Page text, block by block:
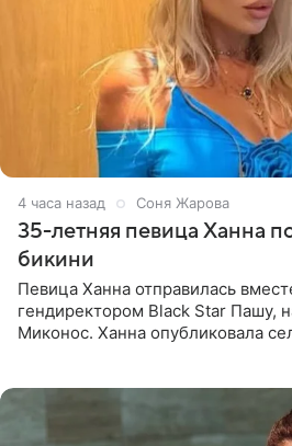
4 часа назад Соня Жарова
35-летняя певица Ханна
бикини
Певица Ханна отправилась
гендиректором Black Star Пашу,
Миконос. Ханна опубликовала